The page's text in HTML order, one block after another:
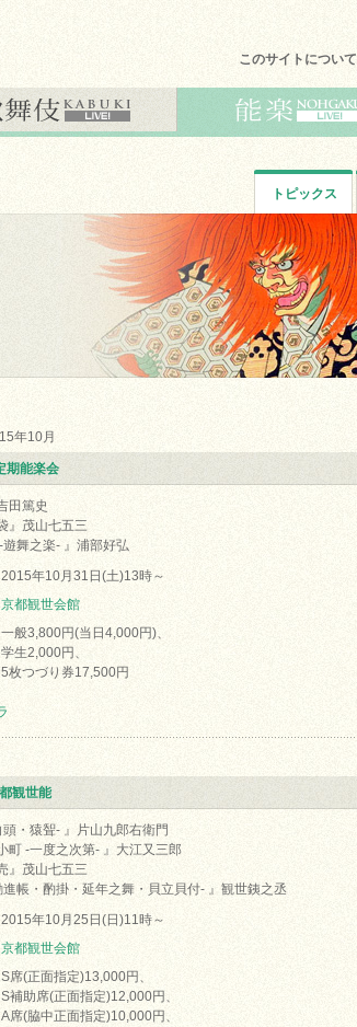
このサイトについて
トピックス
年10月
期能楽会
田篤史
』茂山七五三
舞之楽- 』浦部好弘
2015年10月31日(土)13時～
京都観世会館
一般3,800円(当日4,000円)、
学生2,000円、
5枚つづり券17,500円
観世能
・猿聟- 』片山九郎右衛門
町 -一度之次第- 』大江又三郎
』茂山七五三
帳・酌掛・延年之舞・貝立貝付- 』観世銕之丞
2015年10月25日(日)11時～
京都観世会館
S席(正面指定)13,000円、
S補助席(正面指定)12,000円、
A席(脇中正面指定)10,000円、